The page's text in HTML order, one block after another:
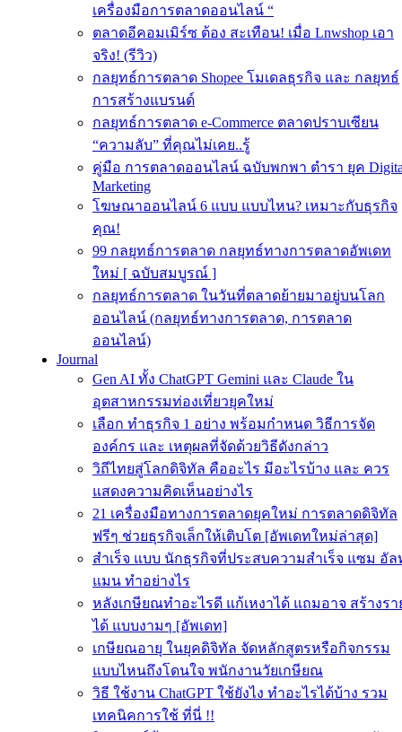
เครื่องมือการตลาดออนไลน์ “
ตลาดอีคอมเมิร์ซ ต้อง สะเทือน! เมื่อ Lnwshop เอา
จริง! (รีวิว)
กลยุทธ์การตลาด Shopee โมเดลธุรกิจ และ กลยุทธ์
การสร้างแบรนด์
กลยุทธ์การตลาด e-Commerce ตลาดปราบเซียน
“ความลับ” ที่คุณไม่เคย..รู้
คู่มือ การตลาดออนไลน์ ฉบับพกพา ตำรา ยุค
Marketing
โฆษณาออนไลน์ 6 แบบ แบบไหน? เหมาะกับธุรกิจ
คุณ!
99 กลยุทธ์การตลาด กลยุทธ์ทางการตลาดอัพเดท
ใหม่ [ ฉบับสมบูรณ์ ]
กลยุทธ์การตลาด ในวันที่ตลาดย้ายมาอยู่บนโลก
ออนไลน์ (กลยุทธ์ทางการตลาด, การตลาด
ออนไลน์)
Journal
Gen AI ทั้ง ChatGPT Gemini และ Claude ใน
อุตสาหกรรมท่องเที่ยวยุคใหม่
เลือก ทำธุรกิจ 1 อย่าง พร้อมกำหนด วิธีการจัด
องค์กร และ เหตุผลที่จัดด้วยวิธีดังกล่าว
วิถีไทยสู่โลกดิจิทัล คืออะไร มีอะไรบ้าง และ ควร
แสดงความคิดเห็นอย่างไร
21 เครื่องมือทางการตลาดยุคใหม่ การตลาดดิจิทัล
ฟรีๆ ช่วยธุรกิจเล็กให้เติบโต [อัพเดทใหม่ล่าสุด]
สำเร็จ แบบ นักธุรกิจที่ประสบความสําเร็จ แซม อัล
แมน ทำอย่างไร
หลังเกษียณทําอะไรดี แก้เหงาได้ แถมอาจ สร้างรา
ได้ แบบงามๆ [อัพเดท]
เกษียณอายุ ในยุคดิจิทัล จัดหลักสูตรหรือกิจกรรม
แบบไหนถึงโดนใจ พนักงานวัยเกษียณ
วิธี ใช้งาน ChatGPT ใช้ยังไง ทำอะไรได้บ้าง รวม
เทคนิคการใช้ ที่นี่ !!